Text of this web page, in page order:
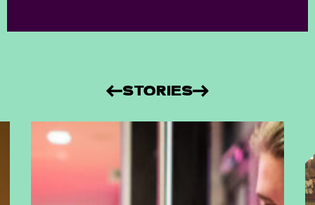
STORIES